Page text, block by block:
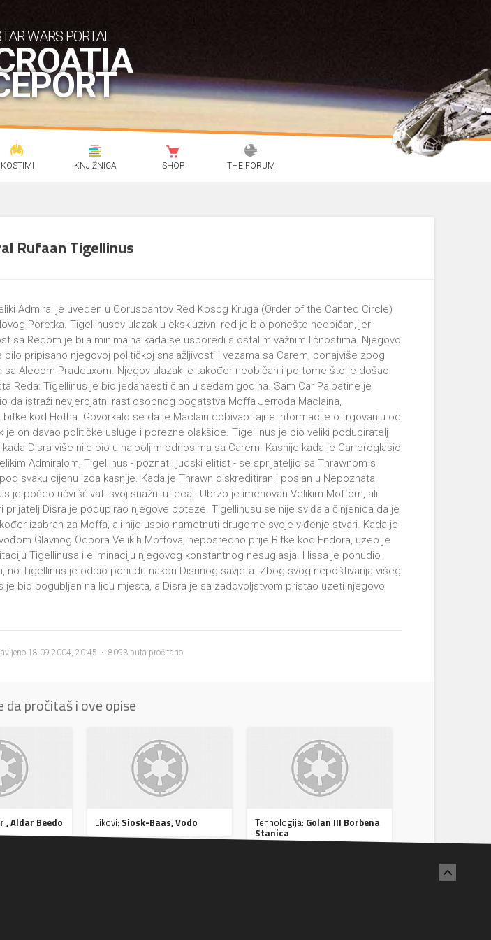
WARS PORTAL
KOSTIMI KNJIŽNICA SHOP THE FORUM
Rufaan Tigellinus
Admiral je uveden u Coruscantov Red Kosog Kruga (Order of the Canted Circle)
Poretka. Tigellinusov ulazak u ekskluzivni red je bio ponešto neobičan, jer
sa Redom je bila minimalna kada se usporedi s ostalim važnim ličnostima. Njegovo
bilo pripisano njegovoj političkoj snalažljivosti i vezama sa Carem, ponajviše zbog
sa Alecom Pradeuxom. Njegov ulazak je također neobičan i po tome što je došao
Reda: Tigellinus je bio jedanaesti član u sedam godina. Sam Car Palpatine je
da istraži nevjerojatni rast osobnog bogatstva Moffa Jerroda Maclaina,
kod Hotha. Govorkalo se da je Maclain dobivao tajne informacije o trgovanju od
je on davao političke usluge i porezne olakšice. Tigellinus je bio veliki podupiratelj
Disra više nije bio u najboljim odnosima sa Carem. Kasnije kada je Car proglasio
Admiralom, Tigellinus - poznati ljudski elitist - se sprijateljio sa Thrawnom s
svaku cijenu izda kasnije. Kada je Thrawn diskreditiran i poslan u Nepoznata
je počeo učvršćivati svoj snažni utjecaj. Ubrzo je imenovan Velikim Moffom, ali
prijatelj Disra je podupirao njegove poteze. Tigellinusu se nije sviđala činjenica da je
izabran za Moffa, ali nije uspio nametnuti drugome svoje viđenje stvari. Kada je
Glavnog Odbora Velikih Moffova, neposredno prije Bitke kod Endora, uzeo je
Tigellinusa i eliminaciju njegovog konstantnog nesuglasja. Hissa je ponudio
no Tigellinus je odbio ponudu nakon Disrinog savjeta. Zbog svog nepoštivanja višeg
je bio pogubljen na licu mjesta, a Disra je sa zadovoljstvom pristao uzeti njegovo
18.09.2004, 20:45 • 8093 puta pročitano
da pročitaš i ove opise
, Aldar Beedo Likovi: Siosk-Baas, Vodo Tehnologija: Golan III Borbena
Stanica